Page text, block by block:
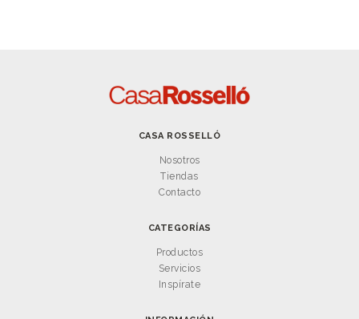
CASA ROSSELLÓ
Nosotros
Tiendas
Contacto
CATEGORÍAS
Productos
Servicios
Inspírate